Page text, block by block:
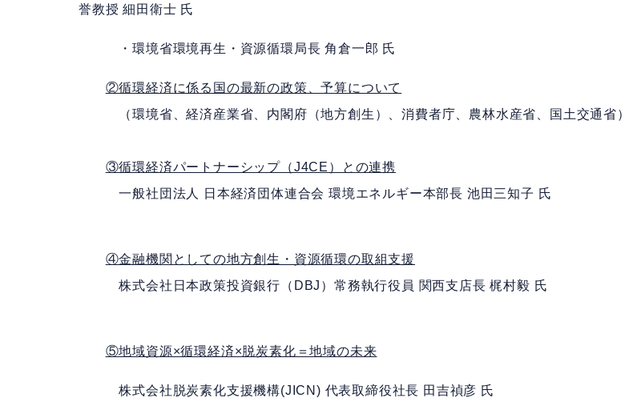
誉教授 細田衛士 氏
・環境省環境再生・資源循環局長 角倉一郎 氏
②循環経済に係る国の最新の政策、予算について
（環境省、経済産業省、内閣府（地方創生）、消費者庁、農林水産省、国土交通省）
③循環経済パートナーシップ（J4CE）との連携
一般社団法人 日本経済団体連合会 環境エネルギー本部長 池田三知子 氏
④金融機関としての地方創生・資源循環の取組支援
株式会社日本政策投資銀行（DBJ）常務執行役員 関西支店長 梶村毅 氏
⑤地域資源×循環経済×脱炭素化＝地域の未来
株式会社脱炭素化支援機構(JICN) 代表取締役社長 田吉禎彦 氏